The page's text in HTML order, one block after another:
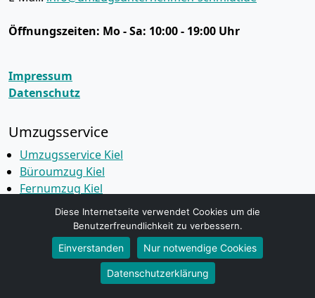
Öffnungszeiten: Mo - Sa: 10:00 - 19:00 Uhr
Impressum
Datenschutz
Umzugsservice
Umzugsservice Kiel
Büroumzug Kiel
Fernumzug Kiel
Firmenumzug Kiel
Halteverbot Kiel
Klaviertransport Kiel
Möbeleinlagerung Kiel
Seniorenumzug Kiel
Diese Internetseite verwendet Cookies um die
Benutzerfreundlichkeit zu verbessern.
Einverstanden Nur notwendige Cookies
Datenschutzerklärung